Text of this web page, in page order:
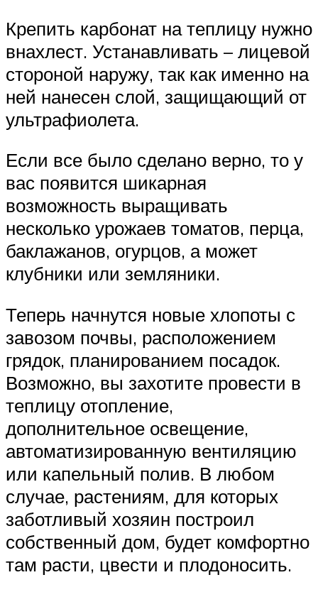
Крепить карбонат на теплицу нужно
внахлест. Устанавливать – лицевой
стороной наружу, так как именно на
ней нанесен слой, защищающий от
ультрафиолета.
Если все было сделано верно, то у
вас появится шикарная
возможность выращивать
несколько урожаев томатов, перца,
баклажанов, огурцов, а может
клубники или земляники.
Теперь начнутся новые хлопоты с
завозом почвы, расположением
грядок, планированием посадок.
Возможно, вы захотите провести в
теплицу отопление,
дополнительное освещение,
автоматизированную вентиляцию
или капельный полив. В любом
случае, растениям, для которых
заботливый хозяин построил
собственный дом, будет комфортно
там расти, цвести и плодоносить.